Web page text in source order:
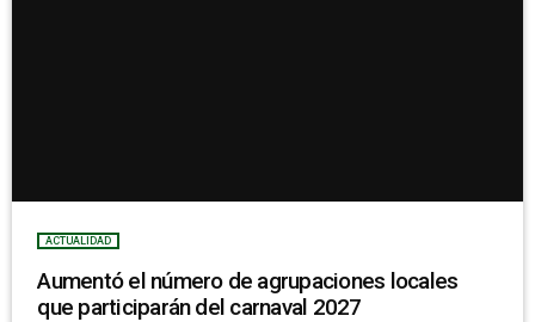
ACTUALIDAD
Aumentó el número de agrupaciones locales
que participarán del carnaval 2027